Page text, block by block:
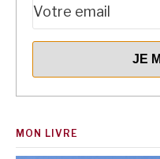
MON LIVRE